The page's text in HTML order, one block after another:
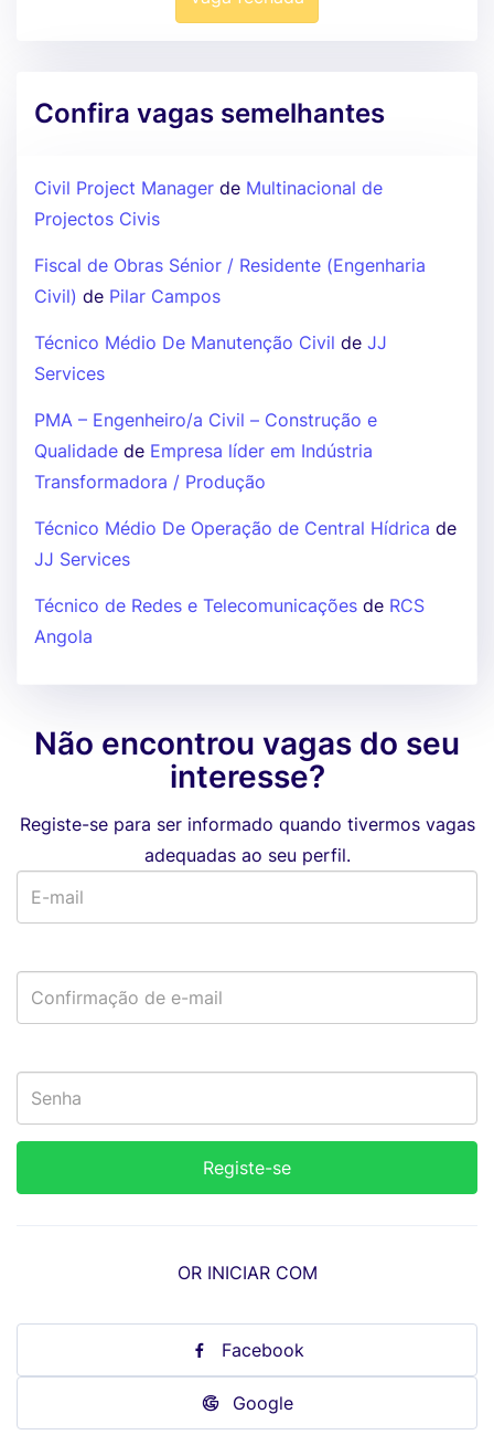
Confira vagas semelhantes
Civil Project Manager de Multinacional de
Projectos Civis
Fiscal de Obras Sénior / Residente (Engenharia
Civil) de Pilar Campos
Técnico Médio De Manutenção Civil de JJ
Services
PMA – Engenheiro/a Civil – Construção e
Qualidade de Empresa líder em Indústria
Transformadora / Produção
Técnico Médio De Operação de Central Hídrica de
JJ Services
Técnico de Redes e Telecomunicações de RCS
Angola
Não encontrou vagas do seu
interesse?
Registe-se para ser informado quando tivermos vagas
adequadas ao seu perfil.
OR INICIAR COM
Facebook
Google